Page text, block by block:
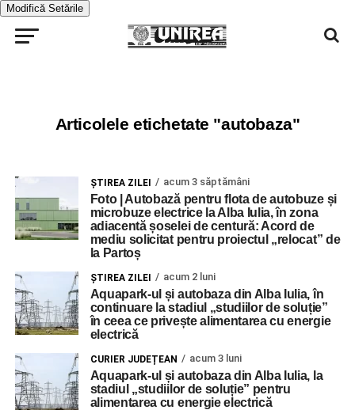
Modifică Setările
Articolele etichetate "autobaza"
ŞTIREA ZILEI acum 3 săptămâni
Foto | Autobază pentru flota de autobuze și
microbuze electrice la Alba Iulia, în zona
adiacentă șoselei de centură: Acord de
mediu solicitat pentru proiectul „relocat” de
la Partoș
ŞTIREA ZILEI acum 2 luni
Aquapark-ul și autobaza din Alba Iulia, în
continuare la stadiul „studiilor de soluție”
în ceea ce privește alimentarea cu energie
electrică
CURIER JUDEȚEAN acum 3 luni
Aquapark-ul și autobaza din Alba Iulia, la
stadiul „studiilor de soluție” pentru
alimentarea cu energie electrică